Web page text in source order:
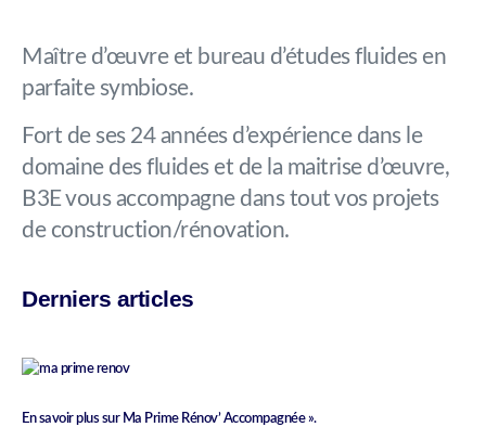
Maître d’œuvre et bureau d’études fluides en
parfaite symbiose.
Fort de ses 24 années d’expérience dans le
domaine des fluides et de la maitrise d’œuvre,
B3E vous accompagne dans tout vos projets
de construction/rénovation.
Derniers articles
En savoir plus sur Ma Prime Rénov’ Accompagnée ».